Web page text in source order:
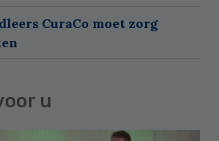
CuraCo moet zorg
u